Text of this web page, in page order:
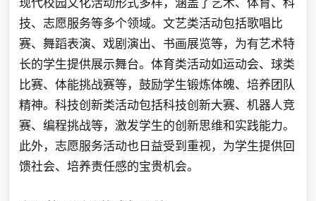
技、志愿服务等多个领域。文艺类活动包括歌唱比
赛、舞蹈表演、戏剧演出、书画展览等，为有艺术特
长的学生提供展示舞台。体育类活动如运动会、球类
比赛、体能挑战赛等，鼓励学生锻炼体魄、培养团队
精神。科技创新类活动包括科技创新大赛、机器人竞
赛、编程挑战等，激发学生的创新思维和实践能力。
此外，志愿服务活动也日益受到重视，为学生提供回
馈社会、培养责任感的宝贵机会。